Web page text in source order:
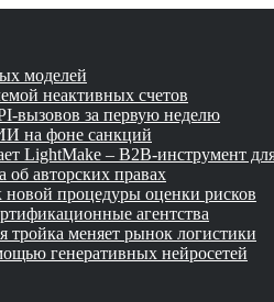
моделей
неактивных счетов
вызовов за первую неделю
на фоне санкций
LightMake – B2B-инструмент
об авторских правах
процедуры оценки рисков
агентства
тройка меняет рынок логистики
генеративных нейросетей